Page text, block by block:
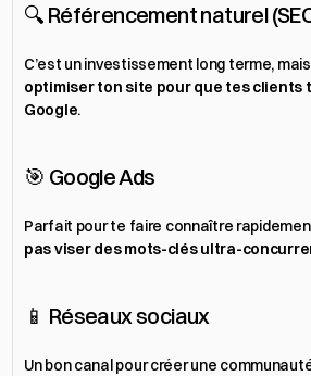
🔍 Référencement naturel
optimiser ton site pour que tes clients
Google.
🎯 Google Ads
Parfait pour te faire connaître
pas viser des mots-clés ultra-
📱 Réseaux sociaux
Un bon canal pour créer une